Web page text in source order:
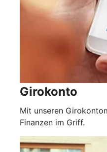
Girokonto
Mit unseren
Finanzen im Griff.